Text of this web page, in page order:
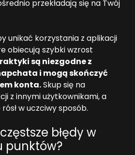
przekładają się na Twój
unikać korzystania z aplikacji
obiecują szybki wzrost
są niezgodne z
i mogą skończyć
konta.Skup się na
z innymi użytkownikami, a
w uczciwy sposób.
błędy w
punktów?